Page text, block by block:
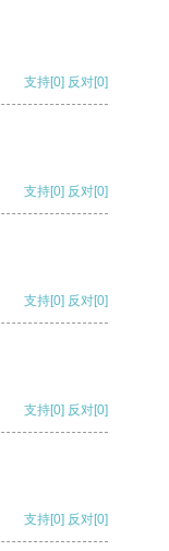
支持[0] 反对[0]
支持[0] 反对[0]
支持[0] 反对[0]
支持[0] 反对[0]
支持[0] 反对[0]